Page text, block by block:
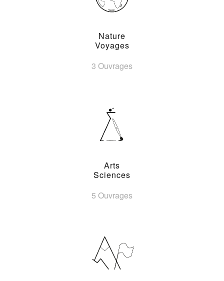
Nature
Voyages
3 Ouvrages
Arts
Sciences
5 Ouvrages